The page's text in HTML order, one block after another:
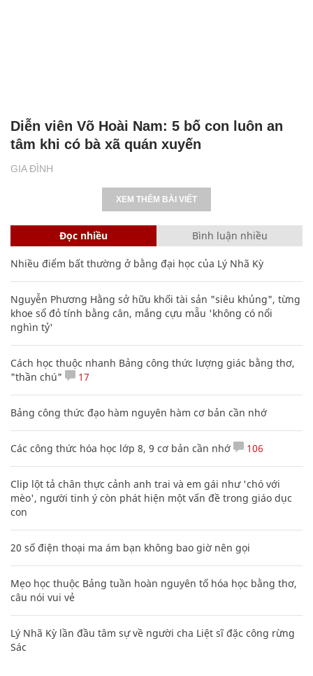
GIA ĐÌNH
Diễn viên Võ Hoài Nam: 5 bố con luôn an
tâm khi có bà xã quán xuyến
XEM THÊM BÀI VIẾT
Đọc nhiều Bình luận nhiều
Nhiều điểm bất thường ở bằng đại học của Lý Nhã Kỳ
Nguyễn Phương Hằng sở hữu khối tài sản "siêu khủng", từng
khoe sổ đỏ tính bằng cân, mắng cựu mẫu 'không có nổi
nghìn tỷ'
Cách học thuộc nhanh Bảng công thức lượng giác bằng thơ,
"thần chú"
17
Bảng công thức đạo hàm nguyên hàm cơ bản cần nhớ
Các công thức hóa học lớp 8, 9 cơ bản cần nhớ 106
Clip lột tả chân thực cảnh anh trai và em gái như 'chó với
mèo', người tinh ý còn phát hiện một vấn đề trong giáo dục
con
20 số điện thoại ma ám bạn không bao giờ nên gọi
Mẹo học thuộc Bảng tuần hoàn nguyên tố hóa học bằng thơ,
câu nói vui vẻ
Lý Nhã Kỳ lần đầu tâm sự về người cha Liệt sĩ đặc công rừng
Sác